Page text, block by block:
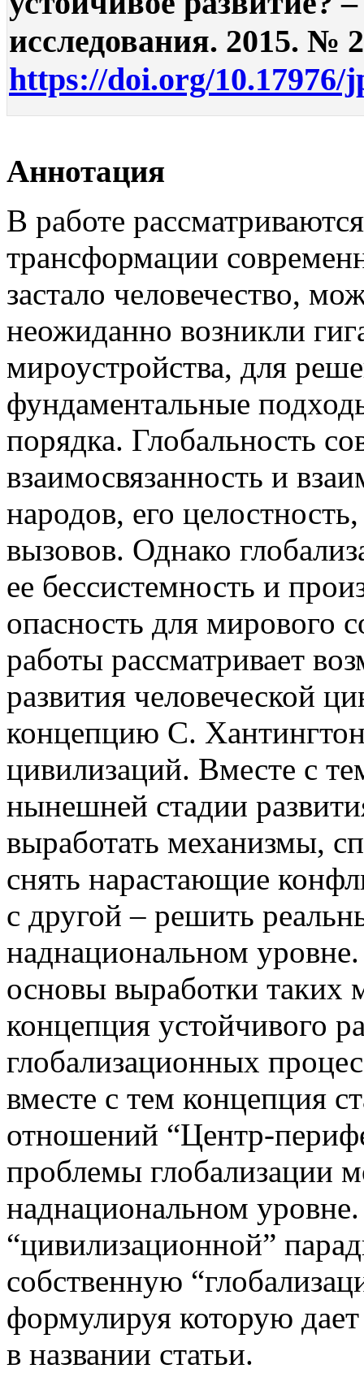
исследования. 2015. №
https://doi.org/10.17976/
Аннотация
В работе
трансформации
застало человечество,
неожиданно возникли
мироустройства, для
фундаментальные
порядка. Глобальность
взаимосвязанность и
народов, его
вызовов. Однако
ее бессистемность и
опасность для мирового
работы рассматривает
развития человеческой
концепцию С.
цивилизаций. Вместе с
нынешней стадии
выработать механизмы,
снять нарастающие
с другой – решить
наднациональном уровне.
основы выработки таких
концепция устойчивого
глобализационных
вместе с тем концепция
отношений “Центр-
проблемы глобализации
наднациональном
“цивилизационной”
собственную
формулируя которую
в названии статьи.